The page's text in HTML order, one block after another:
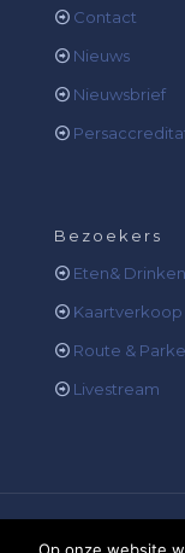
Contact
Nieuws
Nieuwsbrief
Bezoekers
Eten& Drinken
Kaartverkoop
Route &
Livestream